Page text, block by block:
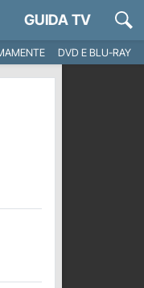
GUIDA TV
DVD E BLU-RAY